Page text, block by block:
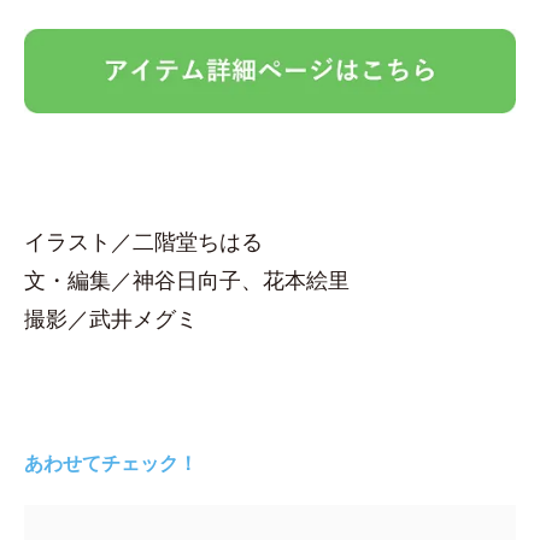
イラスト／二階堂ちはる
文・編集／神谷日向子、花本絵里
撮影／武井メグミ
あわせてチェック！